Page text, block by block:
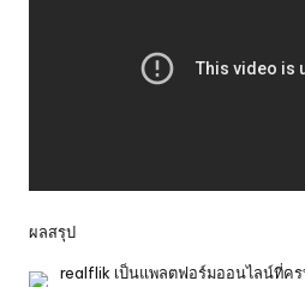
ผลสรุป
realflik เป็นแพลตฟอร์มออนไลน์ที่ค